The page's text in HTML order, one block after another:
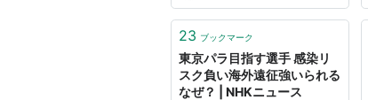
23 ブックマーク
東京パラ目指す選手 感染リ
スク負い海外遠征強いられる
なぜ？ | NHKニュース